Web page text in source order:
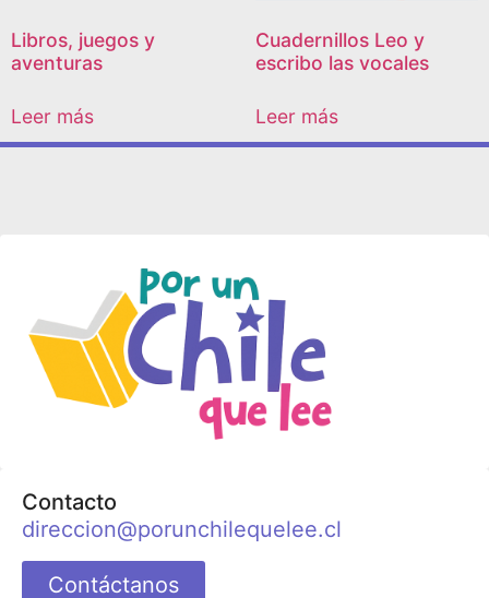
Libros, juegos y
aventuras
Leer más
Cuadernillos Leo y
escribo las vocales
Leer más
Contacto
direccion@porunchilequelee.cl
Contáctanos